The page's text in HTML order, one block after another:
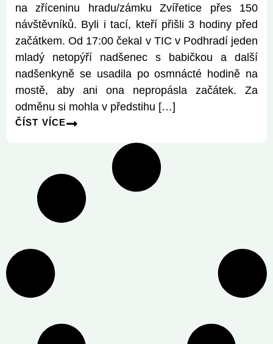
na zříceninu hradu/zámku Zvířetice přes 150
návštěvníků. Byli i tací, kteří přišli 3 hodiny před
začátkem. Od 17:00 čekal v TIC v Podhradí jeden
mladý netopýří nadšenec s babičkou a další
nadšenkyně se usadila po osmnácté hodině na
mostě, aby ani ona nepropásla začátek. Za
odměnu si mohla v předstihu […]
ČÍST VÍCE